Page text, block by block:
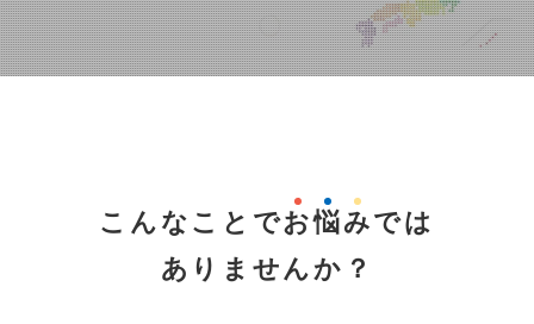
こんなことでお悩みでは
ありませんか？